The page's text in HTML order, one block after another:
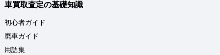
車買取査定の基礎知識
初心者ガイド
廃車ガイド
用語集